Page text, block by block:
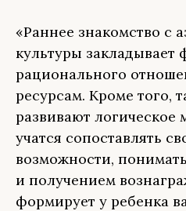
«Раннее знакомство с
культуры закладывает
рационального
ресурсам. Кроме того,
развивают
учатся сопоставлять
возможности,
и получением
формирует у ребенка